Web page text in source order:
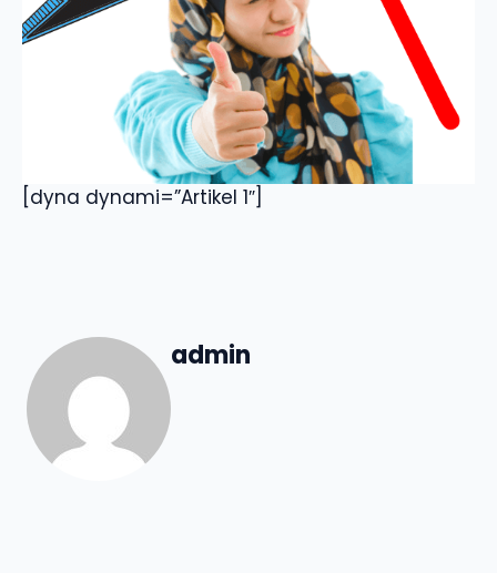
[dyna dynami=”Artikel 1″]
admin